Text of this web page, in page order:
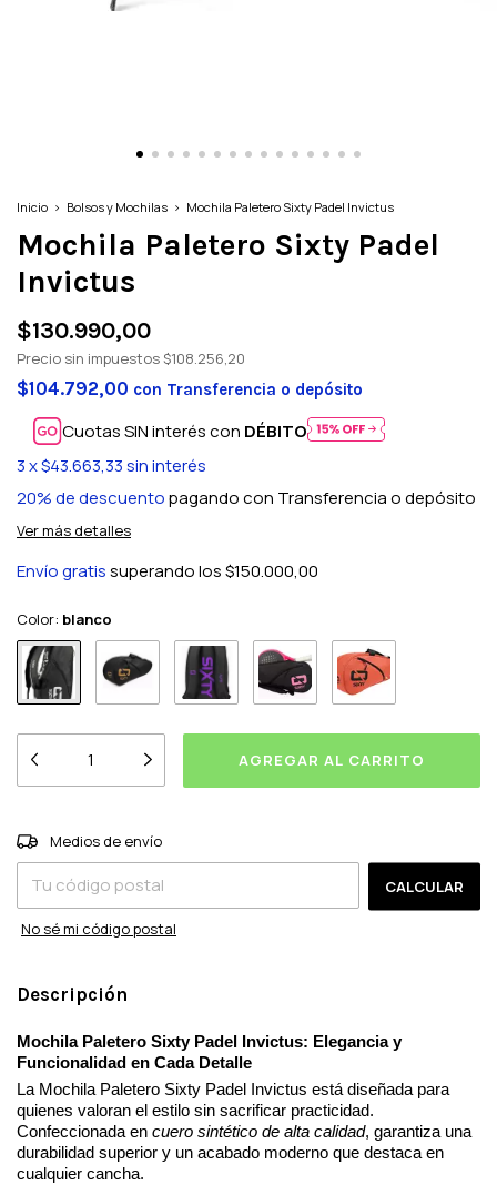
Inicio > Bolsos y Mochilas > Mochila Paletero Sixty Padel Invictus
Mochila Paletero Sixty Padel
Invictus
$130.990,00
Precio sin impuestos$108.256,20
$104.792,00 con Transferencia o depósito
Cuotas SIN interés con DÉBITO
3x$43.663,33sin interés
20% de descuentopagando con Transferencia o depósito
Ver más detalles
Envío gratissuperando los$150.000,00
Color: blanco
Entregas para el CP:
Medios de envío
CALCULAR
No sé mi código postal
Descripción
Mochila Paletero Sixty Padel Invictus: Elegancia y
Funcionalidad en Cada Detalle
La Mochila Paletero Sixty Padel Invictus está diseñada para
quienes valoran el estilo sin sacrificar practicidad.
Confeccionada en cuero sintético de alta calidad, garantiza una
durabilidad superior y un acabado moderno que destaca en
cualquier cancha.